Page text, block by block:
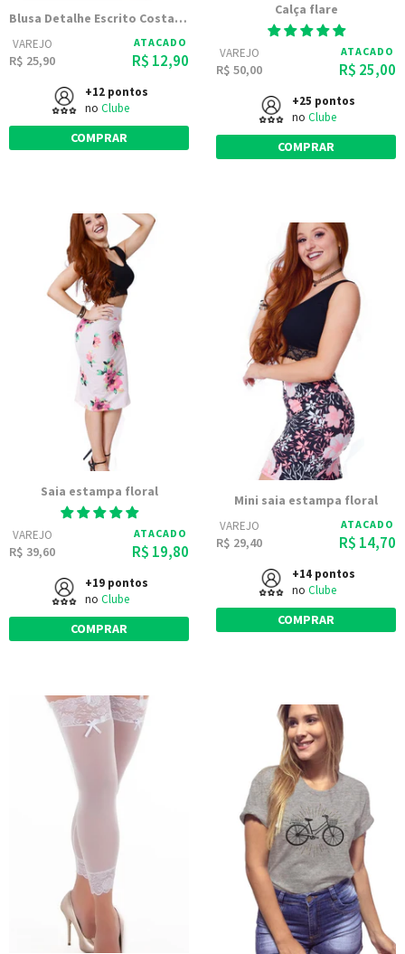
Blusa Detalhe Escrito Costas Linda 9880
VAREJO
R$ 25,90
ATACADO
R$ 12,90
+12 pontos
no Clube
COMPRAR
Calça flare
VAREJO
R$ 50,00
ATACADO
R$ 25,00
+25 pontos
no Clube
COMPRAR
Saia estampa floral
VAREJO
R$ 39,60
ATACADO
R$ 19,80
+19 pontos
no Clube
COMPRAR
Mini saia estampa floral
VAREJO
R$ 29,40
ATACADO
R$ 14,70
+14 pontos
no Clube
COMPRAR